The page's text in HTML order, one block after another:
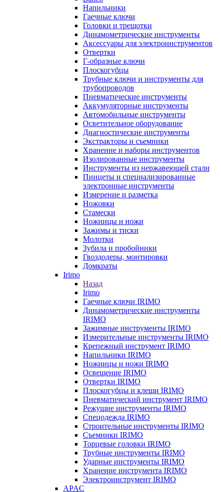
Напильники
Гаечные ключи
Головки и трещотки
Динамометрические инструменты
Аксессуары для электроинструментов
Отвертки
Г-образные ключи
Плоскогубцы
Трубные ключи и инструменты для
трубопроводов
Пневматические инструменты
Аккумуляторные инструменты
Автомобильные инструменты
Осветительное оборудование
Диагностические инструменты
Экстракторы и съемники
Хранение и наборы инструментов
Изолированные инструменты
Инструменты из нержавеющей стали
Пинцеты и специализированные
электронные инструменты
Измерение и разметка
Ножовки
Стамески
Ножницы и ножи
Зажимы и тиски
Молотки
Зубила и пробойники
Гвоздодеры, монтировки
Домкраты
Irimo
Назад
Irimo
Гаечные ключи IRIMO
Динамометрические инструменты
IRIMO
Зажимные инструменты IRIMO
Измерительные инструменты IRIMO
Крепежный инструмент IRIMO
Напильники IRIMO
Ножницы и ножи IRIMO
Освещение IRIMO
Отвертки IRIMO
Плоскогубцы и клещи IRIMO
Пневматический инструмент IRIMO
Режущие инструменты IRIMO
Спецодежда IRIMO
Строительные инструменты IRIMO
Съемники IRIMO
Торцевые головки IRIMO
Трубные инструменты IRIMO
Ударные инструменты IRIMO
Хранение инструмента IRIMO
Электроинструмент IRIMO
APAC